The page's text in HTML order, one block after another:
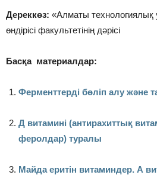
Дереккөз: «Алматы технологиялық
өндірісі факультетінің дәрісі
Басқа материалдар:
Ферменттерді бөліп алу және
Д витамині (антирахиттық
феролдар) туралы
Майда еритін витаминдер. А